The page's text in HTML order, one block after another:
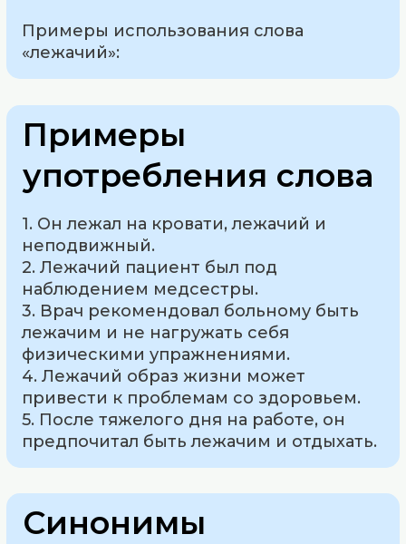
Примеры использования слова
«лежачий»:
Примеры
употребления слова
1. Он лежал на кровати, лежачий и
неподвижный.
2. Лежачий пациент был под
наблюдением медсестры.
3. Врач рекомендовал больному быть
лежачим и не нагружать себя
физическими упражнениями.
4. Лежачий образ жизни может
привести к проблемам со здоровьем.
5. После тяжелого дня на работе, он
предпочитал быть лежачим и отдыхать.
Синонимы